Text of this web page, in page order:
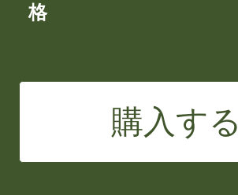
格
購入する